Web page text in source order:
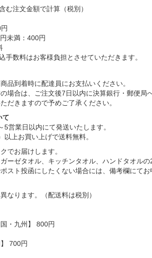
む注文金額で計算（税別）
未満：400円
数料はお客様負担とさせていただきます。
品到着時に配達員にお支払いください。
場合は、ご注文後7日以内に決算銀行・郵便
だきますので予めご了承ください。
て
5営業日以内にて発送いたします。
上お買い上げで送料無料。
でお届けします。
ーゼタオル、キッチンタオル、ハンドタオル
スト投函にしたくない場合には、備考欄にて
なります。（配送料は税別）
・九州】 800円
700円